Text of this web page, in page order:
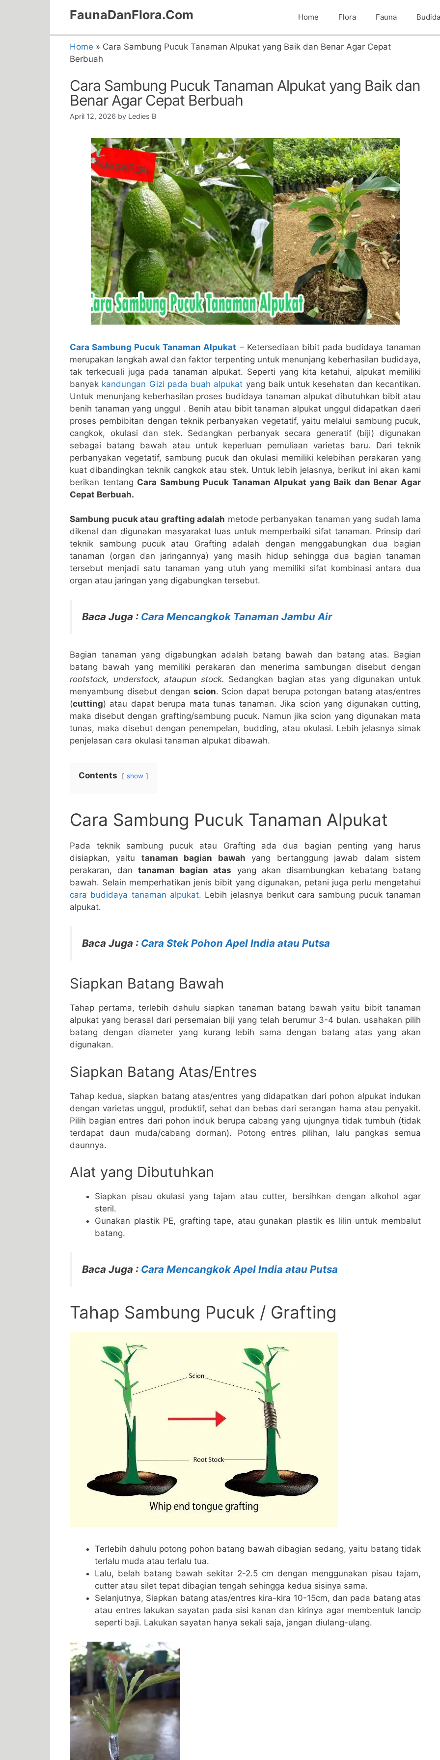
FaunaDanFlora.Com Home Flora Fauna
Home » Cara Sambung Pucuk Tanaman Alpukat yang Baik dan Benar Agar Cepat
Berbuah
Cara Sambung Pucuk Tanaman Alpukat yang Baik dan
Benar Agar Cepat Berbuah
April 12, 2026 by Ledies B
Cara Sambung Pucuk Tanaman Alpukat – Ketersediaan bibit pada budidaya tanaman
merupakan langkah awal dan faktor terpenting untuk menunjang keberhasilan budidaya,
tak terkecuali juga pada tanaman alpukat. Seperti yang kita ketahui, alpukat memiliki
banyak kandungan Gizi pada buah alpukat yang baik untuk kesehatan dan kecantikan.
Untuk menunjang keberhasilan proses budidaya tanaman alpukat dibutuhkan bibit atau
benih tanaman yang unggul . Benih atau bibit tanaman alpukat unggul didapatkan daeri
proses pembibitan dengan teknik perbanyakan vegetatif, yaitu melalui sambung pucuk,
cangkok, okulasi dan stek. Sedangkan perbanyak secara generatif (biji) digunakan
sebagai batang bawah atau untuk keperluan pemuliaan varietas baru. Dari teknik
perbanyakan vegetatif, sambung pucuk dan okulasi memiliki kelebihan perakaran yang
kuat dibandingkan teknik cangkok atau stek. Untuk lebih jelasnya, berikut ini akan kami
berikan tentang Cara Sambung Pucuk Tanaman Alpukat yang Baik dan Benar Agar
Cepat Berbuah.
Sambung pucuk atau grafting adalah metode perbanyakan tanaman yang sudah lama
dikenal dan digunakan masyarakat luas untuk memperbaiki sifat tanaman. Prinsip dari
teknik sambung pucuk atau Grafting adalah dengan menggabungkan dua bagian
tanaman (organ dan jaringannya) yang masih hidup sehingga dua bagian tanaman
tersebut menjadi satu tanaman yang utuh yang memiliki sifat kombinasi antara dua
organ atau jaringan yang digabungkan tersebut.
Baca Juga : Cara Mencangkok Tanaman Jambu Air
Bagian tanaman yang digabungkan adalah batang bawah dan batang atas. Bagian
batang bawah yang memiliki perakaran dan menerima sambungan disebut dengan
rootstock, understock, ataupun stock. Sedangkan bagian atas yang digunakan untuk
menyambung disebut dengan scion. Scion dapat berupa potongan batang atas/entres
(cutting) atau dapat berupa mata tunas tanaman. Jika scion yang digunakan cutting,
maka disebut dengan grafting/sambung pucuk. Namun jika scion yang digunakan mata
tunas, maka disebut dengan penempelan, budding, atau okulasi. Lebih jelasnya simak
penjelasan cara okulasi tanaman alpukat dibawah.
Contents show
Cara Sambung Pucuk Tanaman Alpukat
Pada teknik sambung pucuk atau Grafting ada dua bagian penting yang harus
disiapkan, yaitu tanaman bagian bawah yang bertanggung jawab dalam sistem
perakaran, dantanaman bagian atas yang akan disambungkan kebatang batang
bawah. Selain memperhatikan jenis bibit yang digunakan, petani juga perlu mengetahui
cara budidaya tanaman alpukat. Lebih jelasnya berikut cara sambung pucuk tanaman
alpukat.
Baca Juga : Cara Stek Pohon Apel India atau Putsa
Siapkan Batang Bawah
Tahap pertama, terlebih dahulu siapkan tanaman batang bawah yaitu bibit tanaman
alpukat yang berasal dari persemaian biji yang telah berumur 3-4 bulan. usahakan pilih
batang dengan diameter yang kurang lebih sama dengan batang atas yang akan
digunakan.
Siapkan Batang Atas/Entres
Tahap kedua, siapkan batang atas/entres yang didapatkan dari pohon alpukat indukan
dengan varietas unggul, produktif, sehat dan bebas dari serangan hama atau penyakit.
Pilih bagian entres dari pohon induk berupa cabang yang ujungnya tidak tumbuh (tidak
terdapat daun muda/cabang dorman). Potong entres pilihan, lalu pangkas semua
daunnya.
Alat yang Dibutuhkan
Siapkan pisau okulasi yang tajam atau cutter, bersihkan dengan alkohol agar
steril.
Gunakan plastik PE, grafting tape, atau gunakan plastik es lilin untuk membalut
batang.
Baca Juga : Cara Mencangkok Apel India atau Putsa
Tahap Sambung Pucuk / Grafting
Terlebih dahulu potong pohon batang bawah dibagian sedang, yaitu batang tidak
terlalu muda atau terlalu tua.
Lalu, belah batang bawah sekitar 2-2.5 cm dengan menggunakan pisau tajam,
cutter atau silet tepat dibagian tengah sehingga kedua sisinya sama.
Selanjutnya, Siapkan batang atas/entres kira-kira 10-15cm, dan pada batang atas
atau entres lakukan sayatan pada sisi kanan dan kirinya agar membentuk lancip
seperti baji. Lakukan sayatan hanya sekali saja, jangan diulang-ulang.